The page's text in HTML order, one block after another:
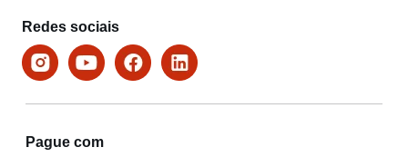
Redes sociais
Pague com